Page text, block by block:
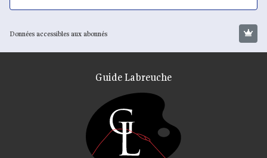
Données accessibles aux abonnés
Guide Labreuche